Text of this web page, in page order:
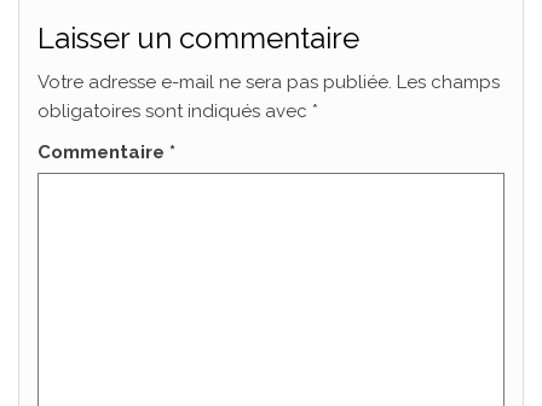
Laisser un commentaire
Votre adresse e-mail ne sera pas publiée. Les champs
obligatoires sont indiqués avec *
Commentaire *